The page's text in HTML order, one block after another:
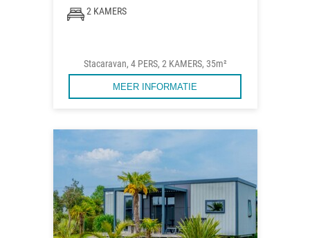
2 KAMERS
Stacaravan, 4 PERS, 2 KAMERS, 35m²
MEER INFORMATIE